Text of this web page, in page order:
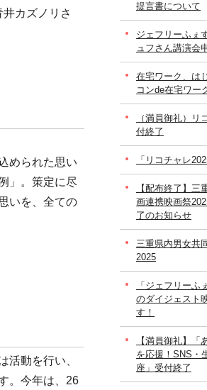
カズノリさ
められた思い
」。策定に尽
いを、全ての
活動を行い、
。今年は、26
提言書について
ジェフリーふぇ
ュフさん講演会
在宅ワーク、は
コンde在宅ワー
（満員御礼）
付終了
「リコチャレ
【配布終了】三
画連携映画祭
了のお知らせ
三重県内男女共
2025
「ジェフリーふ
のダイジェスト
す！
【満員御礼】「
を応援！SNS・
座」受付終了